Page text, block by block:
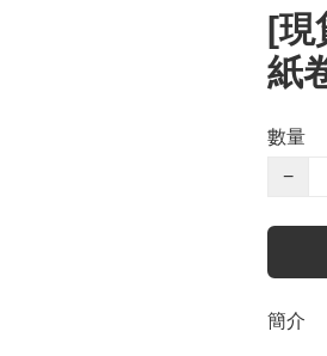
[現
紙
數量
−
簡介